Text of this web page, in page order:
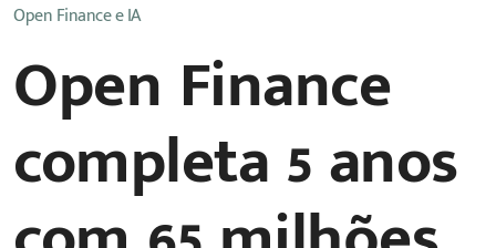
Open Finance e IA
Open Finance
completa 5 anos